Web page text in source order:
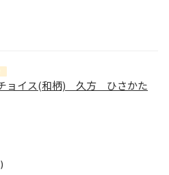
ョイス(和柄) 久方 ひさかた